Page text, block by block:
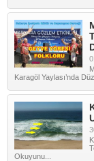
Karagöl Yaylası’nda
Okuyunu...